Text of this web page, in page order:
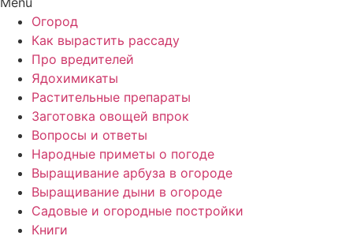
Огород
Как вырастить рассаду
Про вредителей
Ядохимикаты
Растительные препараты
Заготовка овощей впрок
Вопросы и ответы
Народные приметы о погоде
Выращивание арбуза в огороде
Выращивание дыни в огороде
Садовые и огородные постройки
Книги